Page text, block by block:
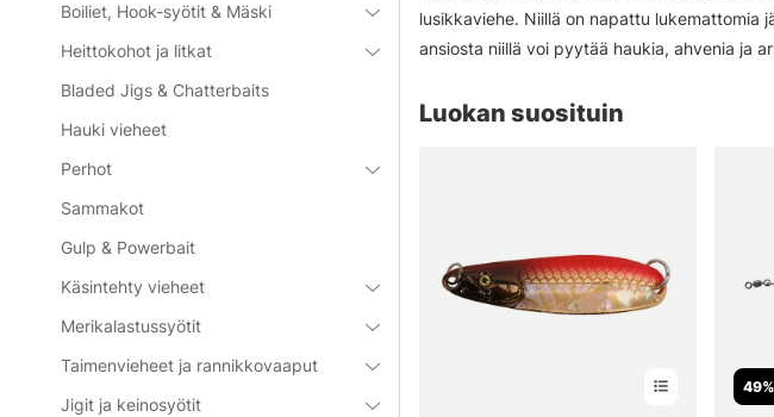
Boiliet, Hook-syötit & Mäski
Heittokohot ja litkat
Bladed Jigs & Chatterbaits
Hauki vieheet
Perhot
Sammakot
Gulp & Powerbait
Käsintehty vieheet
Merikalastussyötit
Taimenvieheet ja rannikkovaaput
Jigit ja keinosyötit
lusikkaviehe. Niillä on napattu lukemattomia
ansiosta niillä voi pyytää haukia, ahvenia ja
Luokan suosituin
49%